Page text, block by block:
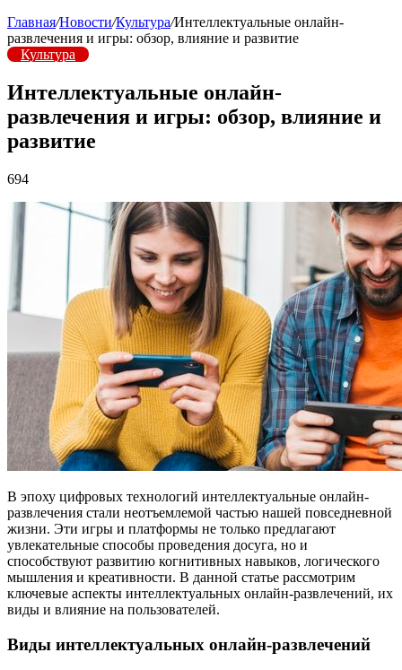
Главная/Новости/Культура/Интеллектуальные онлайн-
развлечения и игры: обзор, влияние и развитие
Культура
Интеллектуальные онлайн-
развлечения и игры: обзор, влияние и
развитие
694
В эпоху цифровых технологий интеллектуальные онлайн-
развлечения стали неотъемлемой частью нашей повседневной
жизни. Эти игры и платформы не только предлагают
увлекательные способы проведения досуга, но и
способствуют развитию когнитивных навыков, логического
мышления и креативности. В данной статье рассмотрим
ключевые аспекты интеллектуальных онлайн-развлечений, их
виды и влияние на пользователей.
Виды интеллектуальных онлайн-развлечений